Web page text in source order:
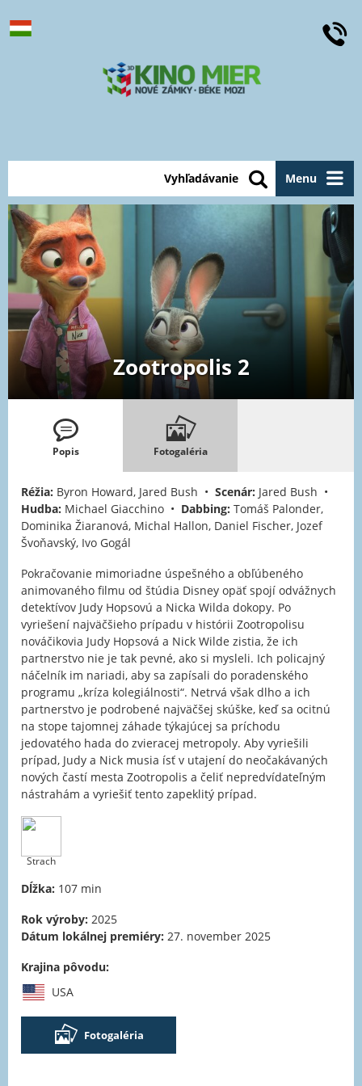
Menu
Vyhľadávanie
Zootropolis 2
Popis Fotogaléria
Réžia: Byron Howard, Jared Bush • Scenár: Jared Bush •
Hudba: Michael Giacchino • Dabbing: Tomáš Palonder,
Dominika Žiaranová, Michal Hallon, Daniel Fischer, Jozef
Švoňavský, Ivo Gogál
Pokračovanie mimoriadne úspešného a obľúbeného
animovaného filmu od štúdia Disney opäť spojí odvážnych
detektívov Judy Hopsovú a Nicka Wilda dokopy. Po
vyriešení najväčšieho prípadu v histórii Zootropolisu
nováčikovia Judy Hopsová a Nick Wilde zistia, že ich
partnerstvo nie je tak pevné, ako si mysleli. Ich policajný
náčelník im nariadi, aby sa zapísali do poradenského
programu „kríza kolegiálnosti“. Netrvá však dlho a ich
partnerstvo je podrobené najväčšej skúške, keď sa ocitnú
na stope tajomnej záhade týkajúcej sa príchodu
jedovatého hada do zvieracej metropoly. Aby vyriešili
prípad, Judy a Nick musia ísť v utajení do neočakávaných
nových častí mesta Zootropolis a čeliť nepredvídateľným
nástrahám a vyriešiť tento zapeklitý prípad.
Strach
Dĺžka: 107 min
Rok výroby: 2025
Dátum lokálnej premiéry: 27. november 2025
Krajina pôvodu:
USA
Fotogaléria